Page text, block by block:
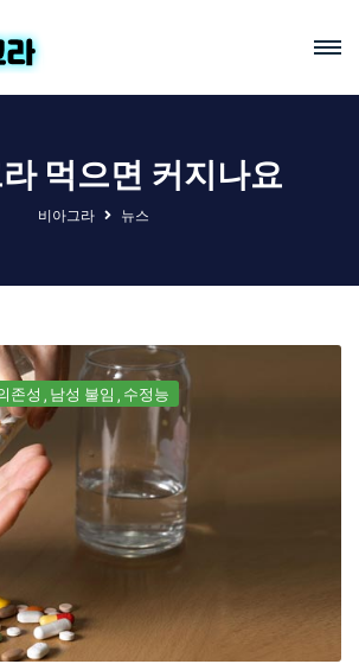
먹으면 커지나요
비아그라 뉴스
존성 남성 불임 수정능